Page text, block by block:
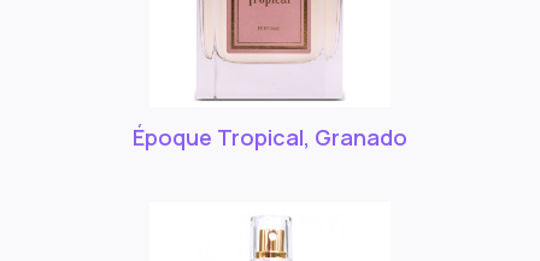
Époque Tropical, Granado